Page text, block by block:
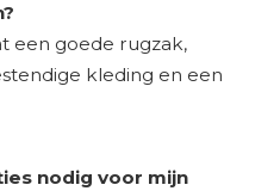
een goede rugzak,
kleding en een
nodig voor mijn